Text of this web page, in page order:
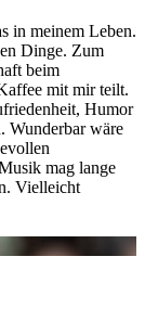
in meinem Leben.
Dinge. Zum
beim
mit mir teilt.
Humor
Wunderbar wäre
mag lange
Vielleicht